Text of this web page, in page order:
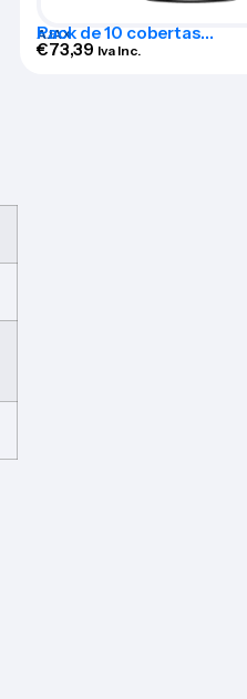
AJAX
Pack de 10 cobertas
personalizáveis para sirene
exterior – 10XAJ-
€73,39 Iva Inc.